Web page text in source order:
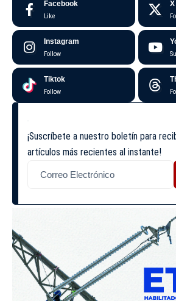
Facebook
Like
X
Instagram
Follow
Tiktok
Follow
¡Suscríbete a nuestro boletín para
artículos más recientes al instante!